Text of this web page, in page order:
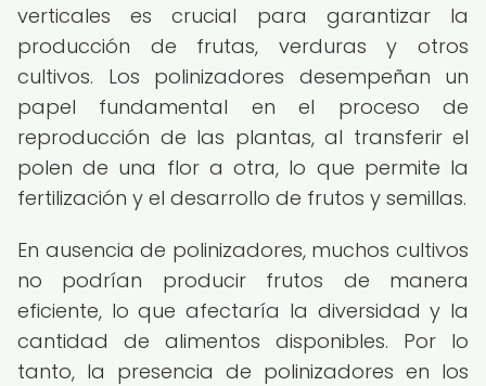
verticales es crucial para garantizar la
producción de frutas, verduras y otros
cultivos. Los polinizadores desempeñan un
papel fundamental en el proceso de
reproducción de las plantas, al transferir el
polen de una flor a otra, lo que permite la
fertilización y el desarrollo de frutos y semillas.
En ausencia de polinizadores, muchos cultivos
no podrían producir frutos de manera
eficiente, lo que afectaría la diversidad y la
cantidad de alimentos disponibles. Por lo
tanto, la presencia de polinizadores en los